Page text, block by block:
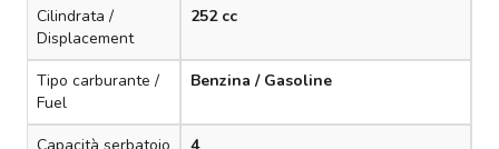
Cilindrata /
Displacement
252 cc
Tipo carburante /
Fuel
Benzina / Gasoline